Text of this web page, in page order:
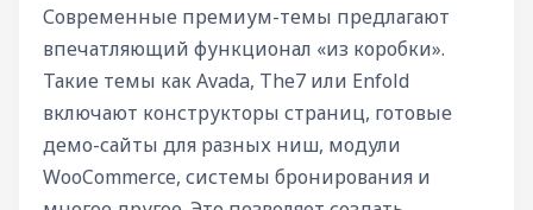
Современные премиум-темы предлагают
впечатляющий функционал «из коробки».
Такие темы как Avada, The7 или Enfold
включают конструкторы страниц, готовые
демо-сайты для разных ниш, модули
WooCommerce, системы бронирования и